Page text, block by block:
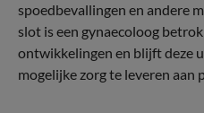
spoedbevallingen en andere
slot is een gynaecoloog
ontwikkelingen en blijft deze
mogelijke zorg te leveren aan